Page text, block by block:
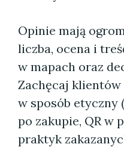
Opinie mają
liczba, ocena i
w mapach oraz
Zachęcaj
w sposób etyczny
po zakupie, QR w
praktyk